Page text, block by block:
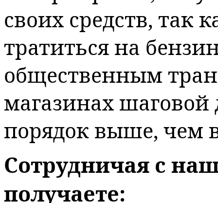
своих средств, так
тратиться на
общественным
магазинах
порядок выше, чем
Сотрудничая с
получаете: